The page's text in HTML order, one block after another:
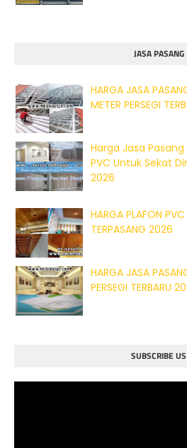
JASA PASANG
HARGA JASA
METER PERSEGI
Harga Jasa
PVC Untuk Sekat
2026
HARGA PLAFON PVC
TERPASANG 2026
HARGA JASA
PERSEGI TERBARU
SUBSCRIBE US